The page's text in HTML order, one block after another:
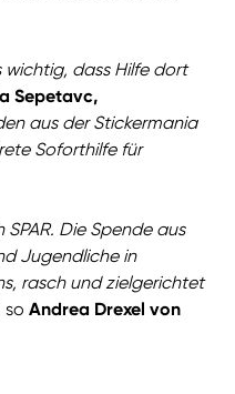
wichtig, dass Hilfe dort
Sepetavc,
aus der Stickermania
Soforthilfe für
Die Spende aus
Jugendliche in
rasch und zielgerichtet
so Andrea Drexel von